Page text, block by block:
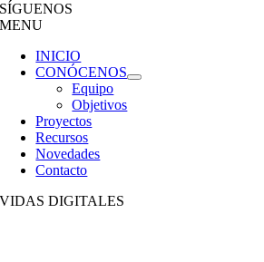
SÍGUENOS
MENU
INICIO
CONÓCENOS
Equipo
Objetivos
Proyectos
Recursos
Novedades
Contacto
VIDAS DIGITALES